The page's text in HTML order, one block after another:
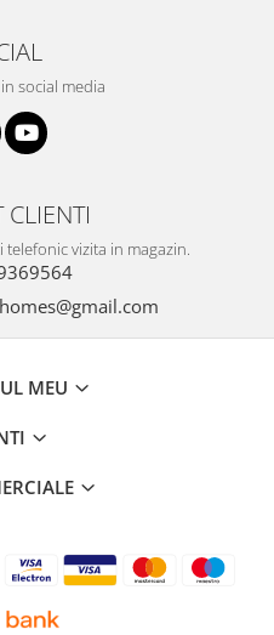
social media
CLIENTI
vizita in magazin.
MEU